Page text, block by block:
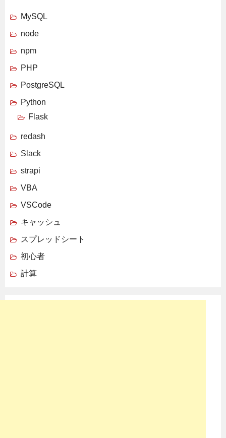
MySQL
node
npm
PHP
PostgreSQL
Python
Flask
redash
Slack
strapi
VBA
VSCode
キャッシュ
スプレッドシート
初心者
計算